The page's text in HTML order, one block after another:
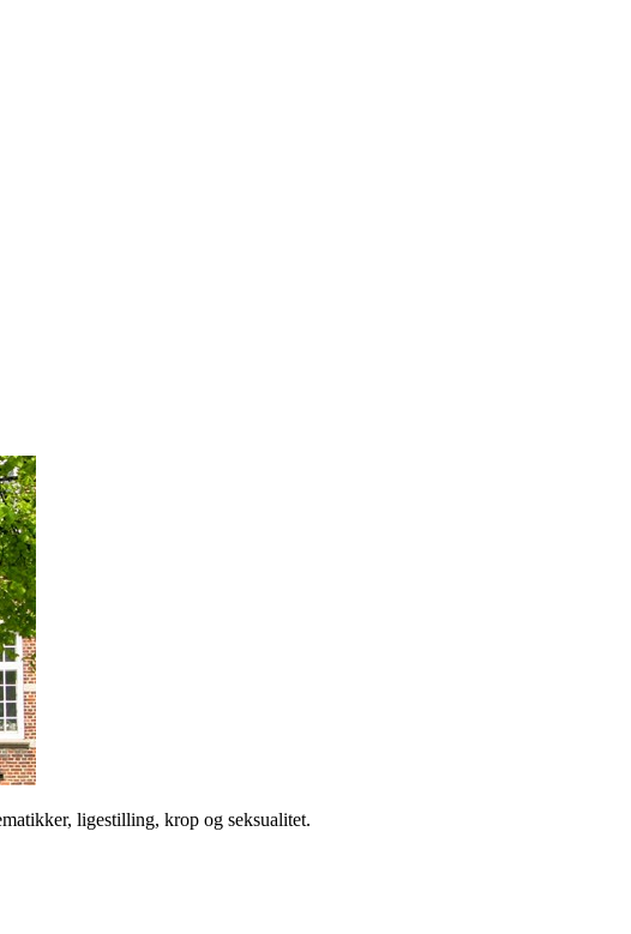
ligestilling, krop og seksualitet.